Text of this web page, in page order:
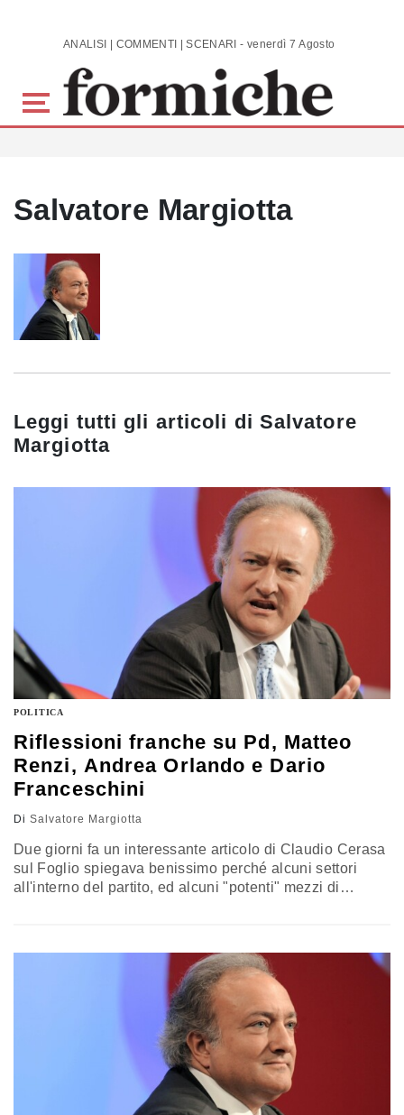
Skip to main content ANALISI | COMMENTI | SCENARI - venerdì 7 Agosto 2026
Salvatore Margiotta
Leggi tutti gli articoli di Salvatore
Margiotta
POLITICA
Riflessioni franche su Pd, Matteo
Renzi, Andrea Orlando e Dario
Franceschini
Di Salvatore Margiotta
Due giorni fa un interessante articolo di Claudio Cerasa
sul Foglio spiegava benissimo perché alcuni settori
all'interno del partito, ed alcuni "potenti" mezzi di
centro-sinistra con il trattino (aspirazione massima, da…